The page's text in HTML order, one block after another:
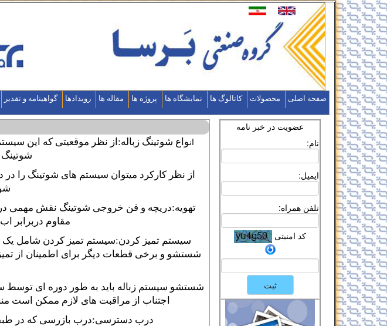
صفحه اصلی محصولات کاتالوگ ها نمایشگاه ها پروژه ها مقاله ها رویدادها گواهینامه و تقدیر
انواع شوتینگ زباله:از نظر موقعیتی که این
از نظر کارکرد میتوان سیستم های شوتینگ را در
تهویه:دریچه و فن خروجی شوتینگ نقش مهمی در
مقاوم دربرابر
سیستم تمیز کردن:سیستم تمیز کردن شامل یک
شستشو و برخی قطعات دیگر برای اطمینان از
شستشو سیستم زباله باید به طور دوره ای توسط
اجتناب از مراقبت های لازم ممکن است
درب دسترسی:درب بازرسی که در
عضویت در خبر نامه
نام:
ایمیل:
تلفن همراه:
کد امنیتی